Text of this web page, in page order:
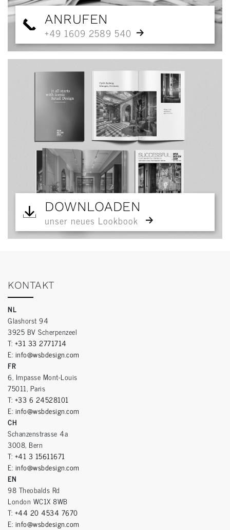
ANRUFEN
+49 1609 2589 540
DOWNLOADEN
unser neues Lookbook
KONTAKT
NL
Glashorst 94
3925 BV Scherpenzeel
T: +31 33 2771714
E: info@wsbdesign.com
FR
6, Impasse Mont-Louis
75011, Paris
T: +33 6 24528101
E: info@wsbdesign.com
CH
Schanzenstrasse 4a
3008, Bern
T: +41 3 15611671
E: info@wsbdesign.com
EN
98 Theobalds Rd
London WC1X 8WB
T: +44 20 4534 7670
E: info@wsbdesign.com